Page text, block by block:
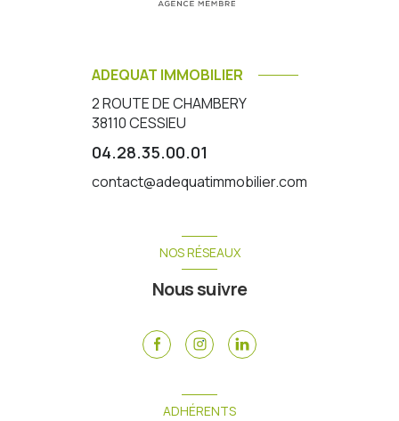
ADEQUAT IMMOBILIER
2 ROUTE DE CHAMBERY
38110CESSIEU
04.28.35.00.01
contact@adequatimmobilier.com
NOS RÉSEAUX
Nous suivre
ADHÉRENTS